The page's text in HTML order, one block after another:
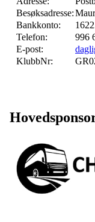
Besøksadresse:
Bankkonto:
Telefon:
996
E-post:
KlubbNr: